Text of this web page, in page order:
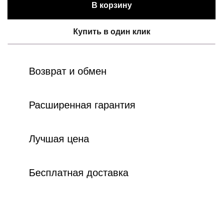
В корзину
Купить в один клик
Возврат и обмен
Расширенная гарантия
Лучшая цена
Бесплатная доставка